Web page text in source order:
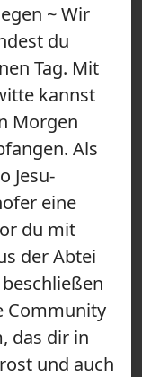
~ Wir
du
Tag. Mit
kannst
Morgen
Als
Jesu-
eine
du mit
der Abtei
Community
das dir in
und auch